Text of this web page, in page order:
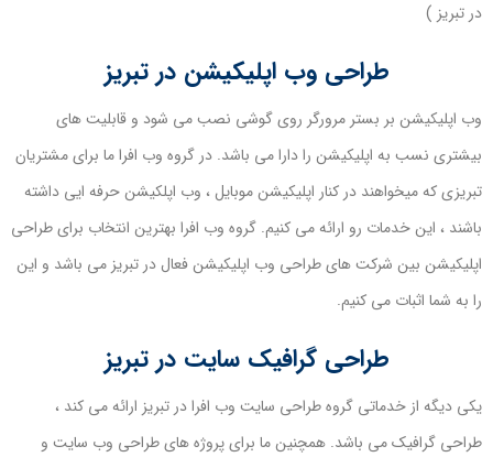
در تبریز )
طراحی وب اپلیکیشن در تبریز
وب اپلیکیشن بر بستر مرورگر روی گوشی نصب می شود و قابلیت های
بیشتری نسب به اپلیکیشن را دارا می باشد. در گروه وب افرا ما برای مشتریان
تبریزی که میخواهند در کنار اپلیکیشن موبایل ، وب اپلکیشن حرفه ایی داشته
باشند ، این خدمات رو ارائه می کنیم. گروه وب افرا بهترین انتخاب برای طراحی
اپلیکیشن بین شرکت های طراحی وب اپلیکیشن فعال در تبریز می باشد و این
را به شما اثبات می کنیم.
طراحی گرافیک سایت در تبریز
یکی دیگه از خدماتی گروه طراحی سایت وب افرا در تبریز ارائه می کند ،
طراحی گرافیک می باشد. همچنین ما برای پروژه های طراحی وب سایت و